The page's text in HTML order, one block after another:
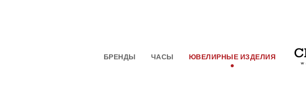
БРЕНДЫ ЧАСЫ ЮВЕЛИРНЫЕ ИЗДЕЛИЯ